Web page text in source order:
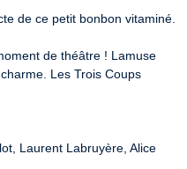
de ce petit bonbon vitaminé.
de théâtre ! Lamuse
Les Trois Coups
Laurent Labruyère, Alice